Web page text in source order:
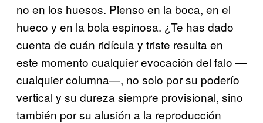
no en los huesos. Pienso en la boca, en el
hueco y en la bola espinosa. ¿Te has dado
cuenta de cuán ridícula y triste resulta en
este momento cualquier evocación del falo —
cualquier columna—, no solo por su poderío
vertical y su dureza siempre provisional, sino
también por su alusión a la reproducción